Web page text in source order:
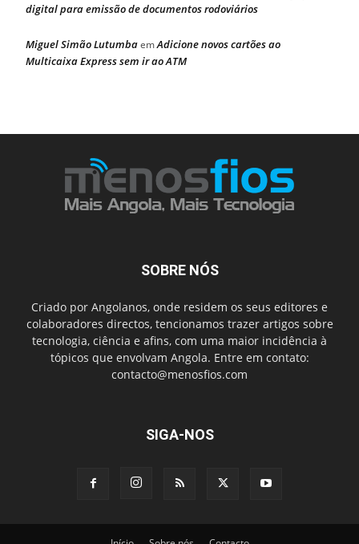
digital para emissão de documentos rodoviários
Miguel Simão LutumbaemAdicione novos cartões ao
Multicaixa Express sem ir ao ATM
SOBRE NÓS
Criado por Angolanos, onde residem os seus editores e
colaboradores directos, tencionamos trazer artigos sobre
tecnologia, ciência e afins, com uma maior incidência à
tópicos que envolvam Angola. Entre em contato:
contacto@menosfios.com
SIGA-NOS